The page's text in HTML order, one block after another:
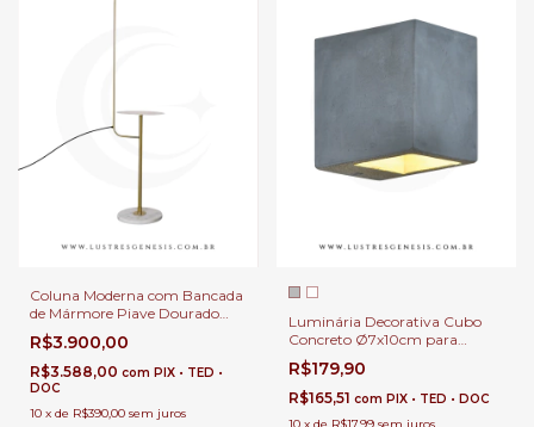
Coluna Moderna com Bancada
de Mármore Piave Dourado
Para Sala de Estar, Quartos e
Escritórios
R$3.900,00
R$3.588,00 com PIX • TED •
DOC
10 x de R$390,00 sem juros
Luminária Decorativa Cubo
Concreto Ø7x10cm para
Cabeceira de Cama, Garagem,
Hall e Corredores.
R$179,90
R$165,51 com PIX • TED • DOC